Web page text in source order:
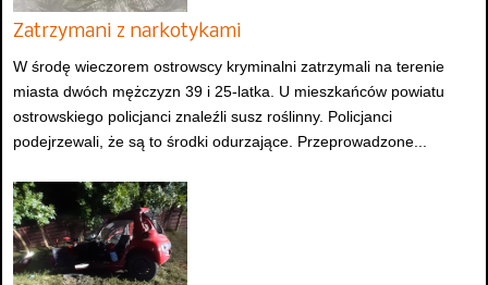
Zatrzymani z narkotykami
W środę wieczorem ostrowscy kryminalni zatrzymali na terenie
miasta dwóch mężczyzn 39 i 25-latka. U mieszkańców powiatu
ostrowskiego policjanci znaleźli susz roślinny. Policjanci
podejrzewali, że są to środki odurzające. Przeprowadzone...